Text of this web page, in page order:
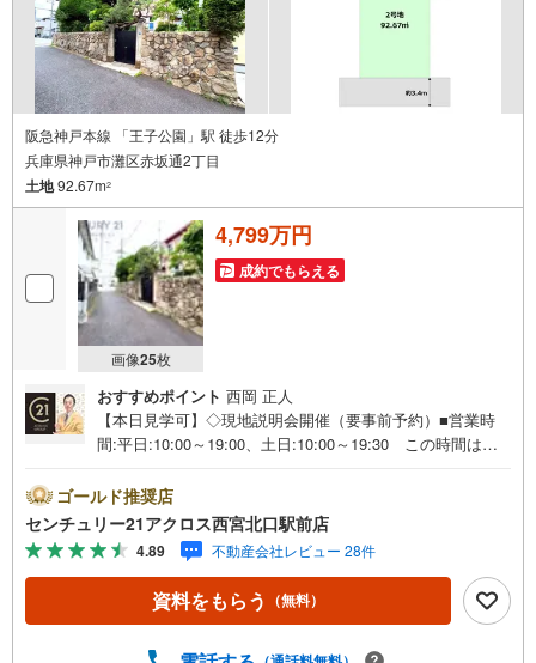
阪急神戸本線 「王子公園」駅 徒歩12分
兵庫県神戸市灘区赤坂通2丁目
土地92.67m2
画像25枚
4,799万円
成約でもらえる
おすすめポイント 西岡 正人
【本日見学可】◇現地説明会開催（要事前予約）■営業時
間:平日:10:00～19:00、土日:10:00～19:30 この時間はお
戸線「王子公園」駅より徒歩12分の、戸建が立ち並ぶ住宅
街に立地。建築条件無しの分譲地、全2区画。○センチュリ
ー21アクロスグループの3つの特徴○■センチュリー21グル
ープで28年連続No.1（1997年～2024年兵庫地区仲介実績）
西宮・尼崎・伊丹・宝塚にて8店舗展開中。阪神間での購
入や売却は当店にお任せ下さい■お客様駐車場、キッズスペ
ゴールド推奨店
センチュリー21アクロス西宮北口駅前店
4.89 不動産会社レビュー 28件
資料をもらう （無料）